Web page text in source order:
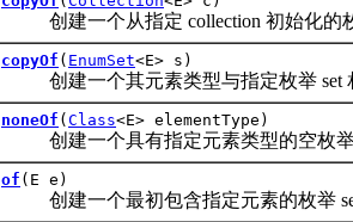
创建一个从指定 collection 初始化的
copyOf ( EnumSet<E> s)
创建一个其元素类型与指定枚举 set
noneOf ( Class<E> elementType)
创建一个具有指定元素类型的空枚举
of (E e)
创建一个最初包含指定元素的枚举